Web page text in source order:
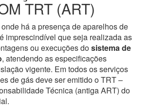
TRT (ART)
há a presença de aparelhos de
imprescindível que seja realizada as
ou execuções dosistema de
, atendendo as especificações
vigente. Em todos os serviços
de gás deve ser emitido o TRT –
Técnica (antiga ART) do